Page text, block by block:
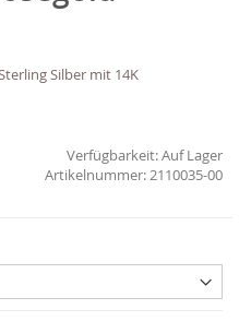
Silber mit 14K
Verfügbarkeit:Auf Lager
2110035-00